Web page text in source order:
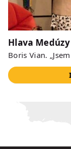
Hlava Medúzy
Boris Vian.